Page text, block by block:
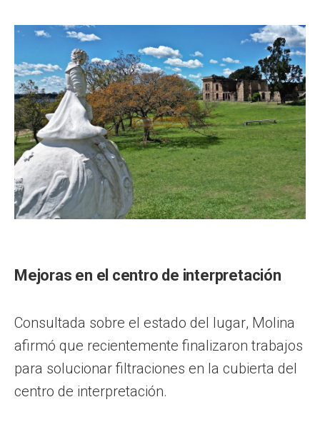
Mejoras en el centro de interpretación
Consultada sobre el estado del lugar, Molina
afirmó que recientemente finalizaron trabajos
para solucionar filtraciones en la cubierta del
centro de interpretación.